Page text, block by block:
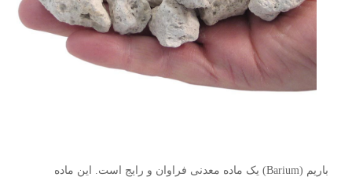
باریم (Barium) یک ماده معدنی فراوان و رایج است. این ماده